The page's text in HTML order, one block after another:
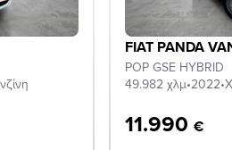
FIAT PANDA
POP GSE HYBRID
49.982 χλμ•2022•
11.990 €